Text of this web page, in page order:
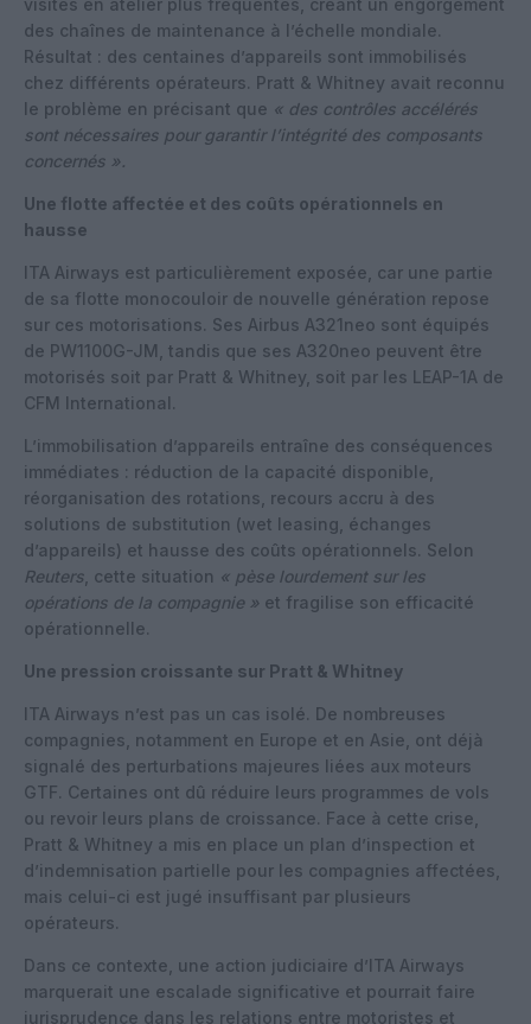
des chaînes de maintenance à l’échelle mondiale.
Résultat : des centaines d’appareils sont immobilisés
chez différents opérateurs. Pratt & Whitney avait reconnu
le problème en précisant que « des contrôles accélérés
sont nécessaires pour garantir l’intégrité des composants
concernés ».
Une flotte affectée et des coûts opérationnels en
hausse
ITA Airways est particulièrement exposée, car une partie
de sa flotte monocouloir de nouvelle génération repose
sur ces motorisations. Ses Airbus A321neo sont équipés
de PW1100G-JM, tandis que ses A320neo peuvent être
motorisés soit par Pratt & Whitney, soit par les LEAP-1A de
CFM International.
L’immobilisation d’appareils entraîne des conséquences
immédiates : réduction de la capacité disponible,
réorganisation des rotations, recours accru à des
solutions de substitution (wet leasing, échanges
d’appareils) et hausse des coûts opérationnels. Selon
Reuters , cette situation « pèse lourdement sur les
opérations de la compagnie » et fragilise son efficacité
opérationnelle.
Une pression croissante sur Pratt & Whitney
ITA Airways n’est pas un cas isolé. De nombreuses
compagnies, notamment en Europe et en Asie, ont déjà
signalé des perturbations majeures liées aux moteurs
GTF. Certaines ont dû réduire leurs programmes de vols
ou revoir leurs plans de croissance. Face à cette crise,
Pratt & Whitney a mis en place un plan d’inspection et
d’indemnisation partielle pour les compagnies affectées,
mais celui-ci est jugé insuffisant par plusieurs
opérateurs.
Dans ce contexte, une action judiciaire d’ITA Airways
marquerait une escalade significative et pourrait faire
jurisprudence dans les relations entre motoristes et